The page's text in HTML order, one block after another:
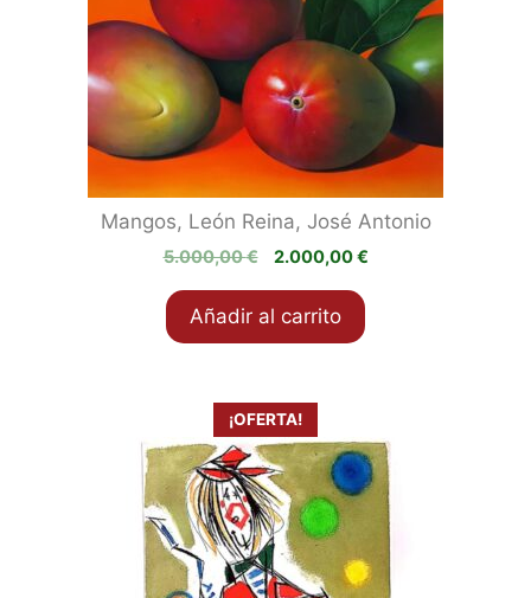
Mangos, León Reina, José Antonio
5.000,00€
El
original
era:
2.000,00€El
Añadir al carrito
¡OFERTA!